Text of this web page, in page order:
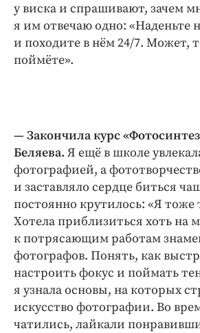
у виска и спрашивают, зачем
я им отвечаю одно: «Наденьте
и походите в нём 24/7. Может,
поймёте».
— Закончила курс
Беляева. Я ещё в школе
фотографией, а
и заставляло сердце биться
постоянно крутилось: «Я тоже
Хотела приблизиться хоть на
к потрясающим работам
фотографов. Понять, как
настроить фокус и поймать
я узнала основы, на которых
искусство фотографии. Во
чатились, лайкали